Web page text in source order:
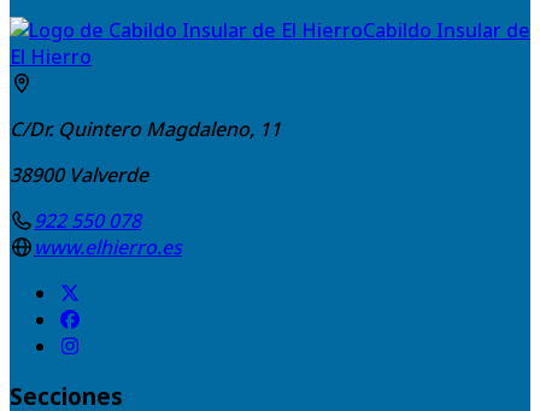
Cabildo Insular de
El Hierro
C/Dr. Quintero Magdaleno, 11
38900 Valverde
922 550 078
www.elhierro.es
Secciones